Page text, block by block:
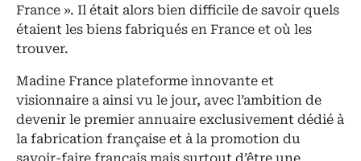
France ». Il était alors bien difficile de savoir quels
étaient les biens fabriqués en France et où les
trouver.
Madine France plateforme innovante et
visionnaire a ainsi vu le jour, avec l’ambition de
devenir le premier annuaire exclusivement dédié à
la fabrication française et à la promotion du